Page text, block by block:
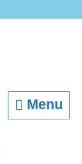
Menu